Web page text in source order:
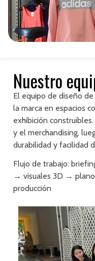
Nuestro
El equipo de diseño
la marca en espacios
exhibición
y el merchandising,
durabilidad y facilidad
Flujo de trabajo:
→ visuales 3D →
producción